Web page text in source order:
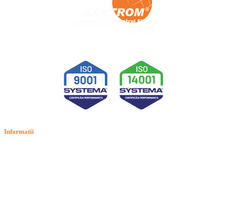
Informatii